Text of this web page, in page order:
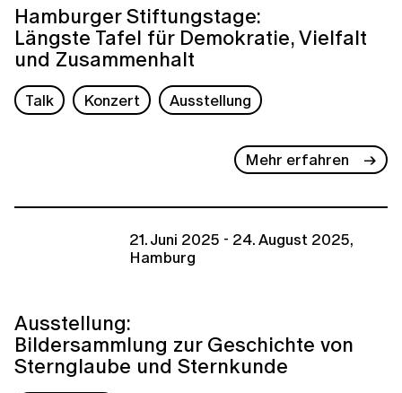
Hamburger Stiftungstage:
Längste Tafel für Demokratie, Vielfalt
und Zusammenhalt
Talk Konzert Ausstellung
Mehr erfahren
21. Juni 2025 - 24. August 2025,
Hamburg
Ausstellung:
Bildersammlung zur Geschichte von
Sternglaube und Sternkunde